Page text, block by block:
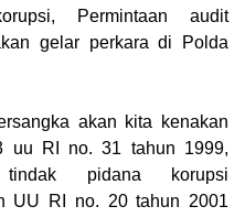
Permintaan audit
gelar perkara di Polda
akan kita kenakan
uu RI no. 31 tahun 1999,
tindak pidana korupsi
UU RI no. 20 tahun 2001